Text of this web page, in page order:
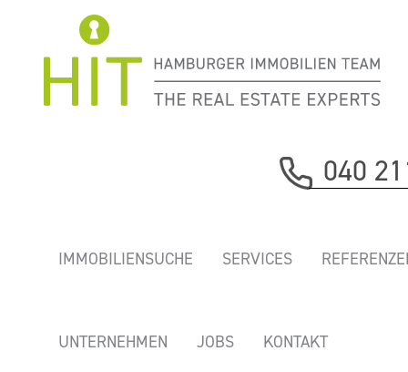
040
IMMOBILIENSUCHE SERVICES
UNTERNEHMEN JOBS KONTAKT
„DOCK45” -
BÜROFLÄCHEN